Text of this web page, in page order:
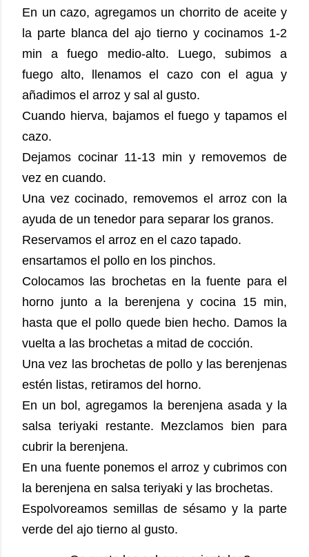
En un cazo, agregamos un chorrito de aceite y
la parte blanca del ajo tierno y cocinamos 1-2
min a fuego medio-alto. Luego, subimos a
fuego alto, llenamos el cazo con el agua y
añadimos el arroz y sal al gusto.
Cuando hierva, bajamos el fuego y tapamos el
cazo.
Dejamos cocinar 11-13 min y removemos de
vez en cuando.
Una vez cocinado, removemos el arroz con la
ayuda de un tenedor para separar los granos.
Reservamos el arroz en el cazo tapado.
ensartamos el pollo en los pinchos.
Colocamos las brochetas en la fuente para el
horno junto a la berenjena y cocina 15 min,
hasta que el pollo quede bien hecho. Damos la
vuelta a las brochetas a mitad de cocción.
Una vez las brochetas de pollo y las berenjenas
estén listas, retiramos del horno.
En un bol, agregamos la berenjena asada y la
salsa teriyaki restante. Mezclamos bien para
cubrir la berenjena.
En una fuente ponemos el arroz y cubrimos con
la berenjena en salsa teriyaki y las brochetas.
Espolvoreamos semillas de sésamo y la parte
verde del ajo tierno al gusto.